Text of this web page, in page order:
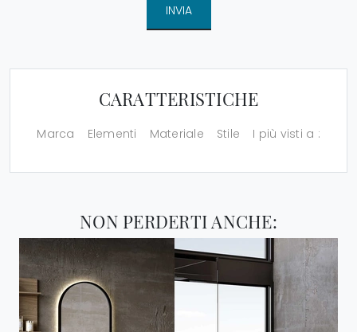
INVIA
CARATTERISTICHE
Marca Elementi Materiale Stile I più visti a :
NON PERDERTI ANCHE: